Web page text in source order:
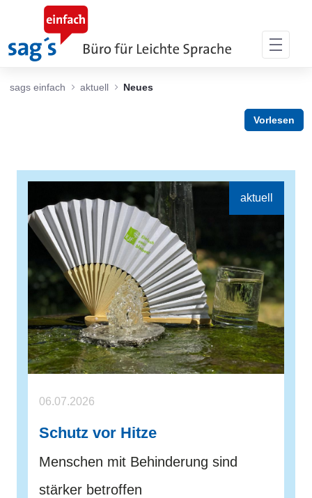
Skip to Main Content
sags einfach aktuell Neues
Vorlesen
06.07.2026
Schutz vor Hitze
Menschen mit Behinderung sind
stärker betroffen